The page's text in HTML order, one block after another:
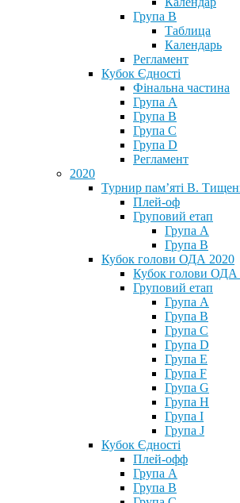
Група В
Таблица
Календарь
Регламент
Кубок Єдності
Фінальна частина
Група А
Група В
Група С
Група D
Регламент
2020
Турнир пам’яті В.
Плей-оф
Груповий етап
Група А
Група В
Кубок голови ОДА 2020
Кубок голови
Груповий етап
Група A
Група B
Група C
Група D
Група E
Група F
Група G
Група H
Група I
Група J
Кубок Єдності
Плей-офф
Група А
Група В